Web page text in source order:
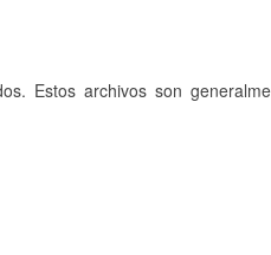
Estos archivos son